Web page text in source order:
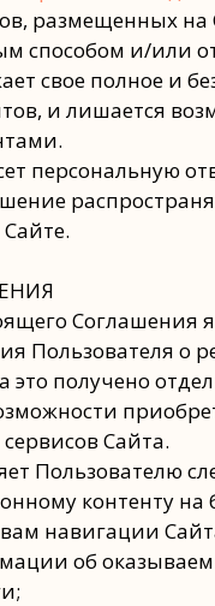
размещенных на
способом и/или
свое полное и
и лишается
персональную
Соглашения
Пользователя о
получено
Сайта.
Пользователю
контенту
навигации
об